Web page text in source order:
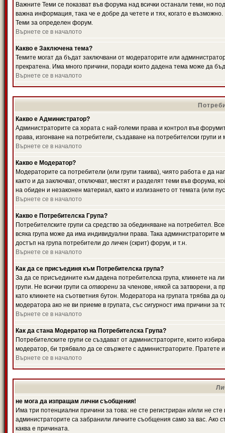
Важните Теми се показват във форума над всички останали теми,
важна информация, така че е добре да четете и тях, когато е
Теми за определен форум.
Върнете се в началото
Какво е Заключена тема?
Темите могат да бъдат заключвани от модераторите или
прекратена. Има много причини, поради които дадена тема може да
Върнете се в началото
Какво е Администратор?
Администраторите са хората с най-големи права и контрол във
права, изгонване на потребители, създаване на потребителски групи
Върнете се в началото
Какво е Модератор?
Модераторите са потребители (или групи такива), чиято работа е да
както и да заключват, отключват, местят и разделят теми във форума,
на обиден и незаконен материал, както и излизането от темата (или
Върнете се в началото
Какво е Потребителска Група?
Потребителските групи са средство за обединяване на потребител.
всяка група може да има индивидуални права. Така
достъп на група потребители до личен (скрит) форум, и т.н.
Върнете се в началото
Как да се присъединя към Потребителска група?
За да се присъедините към дадена потребителска група, кликнете на
групи. Не всички групи са отворени за членове, някой са затворени, а
като кликнете на съответния бутон. Модератора на групата трябва
модератора ако не ви приеме в групата, със сигурност има причини за
Върнете се в началото
Как да стана Модератор на Потребителска Група?
Потребителските групи се създават от администраторите, които
модератор, би трябвало да се свържете с администраторите.
Върнете се в началото
не мога да изпращам лични съобщения!
Има три потенциални причини за това: не сте регистриран и/или не
администраторите са забранили личните съобщения само за вас. Ако
каква е причината.